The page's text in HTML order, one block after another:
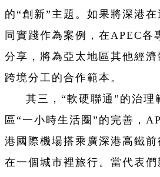
的“創新”主題。如果將深港
同實踐作為案例，在APEC各
分享，將為亞太地區其他經
跨境分工的合作範本。
其三，“軟硬聯通”的治理
區“一小時生活圈”的完善，
港國際機場搭乘廣深港高鐵前
在一個城市裡旅行。當代表